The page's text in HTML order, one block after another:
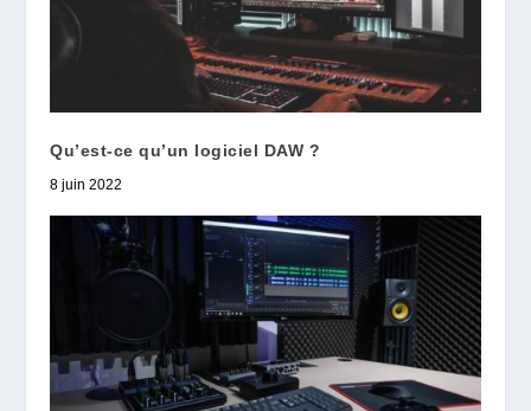
Qu’est-ce qu’un logiciel DAW ?
8 juin 2022